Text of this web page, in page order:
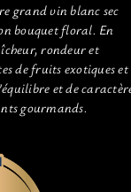
grand vin blanc sec
bouquet floral. En
rondeur et
de fruits exotiques et
et de
gourmands.